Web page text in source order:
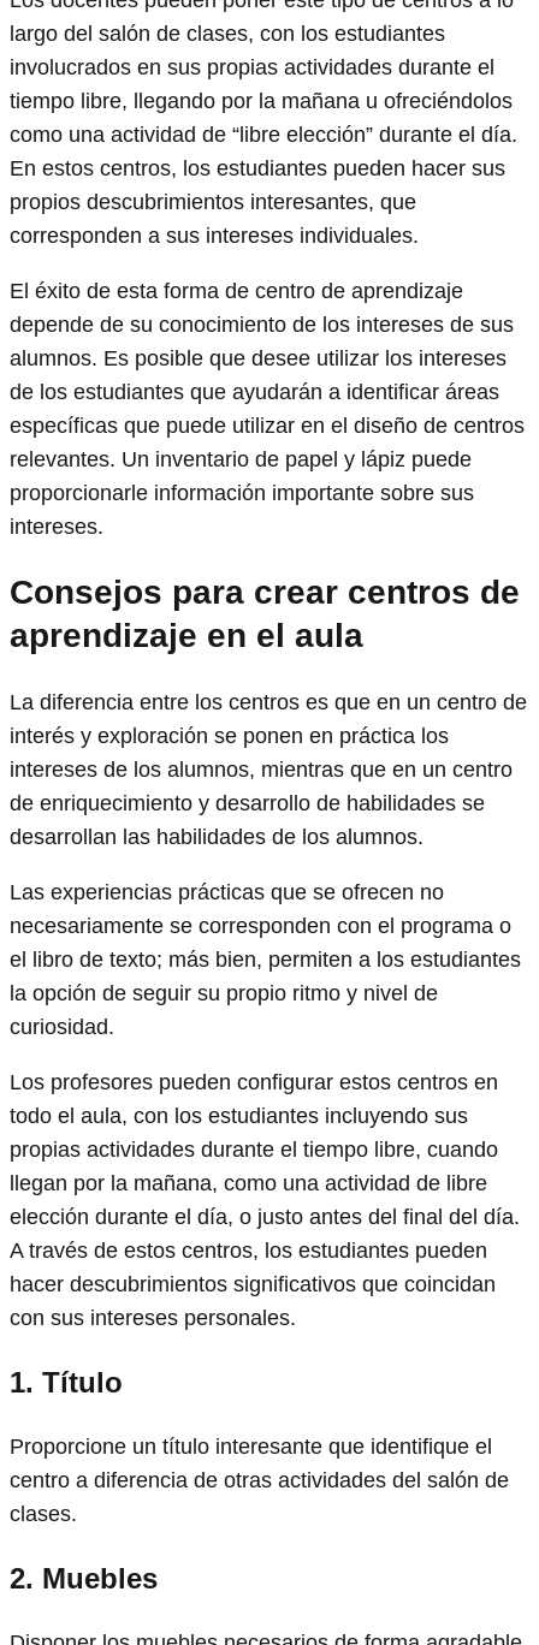
largo del salón de clases, con los estudiantes
involucrados en sus propias actividades durante el
tiempo libre, llegando por la mañana u ofreciéndolos
como una actividad de “libre elección” durante el día.
En estos centros, los estudiantes pueden hacer sus
propios descubrimientos interesantes, que
corresponden a sus intereses individuales.
El éxito de esta forma de centro de aprendizaje
depende de su conocimiento de los intereses de sus
alumnos. Es posible que desee utilizar los intereses
de los estudiantes que ayudarán a identificar áreas
específicas que puede utilizar en el diseño de centros
relevantes. Un inventario de papel y lápiz puede
proporcionarle información importante sobre sus
intereses.
Consejos para crear centros de
aprendizaje en el aula
La diferencia entre los centros es que en un centro de
interés y exploración se ponen en práctica los
intereses de los alumnos, mientras que en un centro
de enriquecimiento y desarrollo de habilidades se
desarrollan las habilidades de los alumnos.
Las experiencias prácticas que se ofrecen no
necesariamente se corresponden con el programa o
el libro de texto; más bien, permiten a los estudiantes
la opción de seguir su propio ritmo y nivel de
curiosidad.
Los profesores pueden configurar estos centros en
todo el aula, con los estudiantes incluyendo sus
propias actividades durante el tiempo libre, cuando
llegan por la mañana, como una actividad de libre
elección durante el día, o justo antes del final del día.
A través de estos centros, los estudiantes pueden
hacer descubrimientos significativos que coincidan
con sus intereses personales.
1. Título
Proporcione un título interesante que identifique el
centro a diferencia de otras actividades del salón de
clases.
2. Muebles